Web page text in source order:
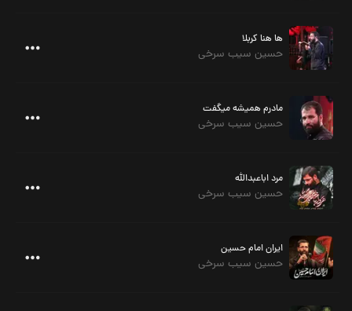
ها هنا کربلا
حسین سیب سرخی
مادرم همیشه میگفت
حسین سیب سرخی
مرد اباعبدالله
حسین سیب سرخی
ایران امام حسین
حسین سیب سرخی